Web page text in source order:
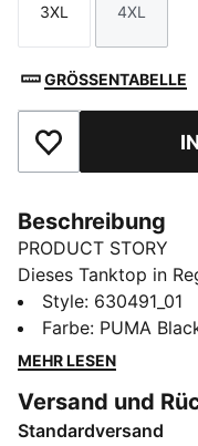
Größe
3XL
Größe
4XL
GRÖSSENTABELLE
Zu Favoriten
Beschreibung
PRODUCT STORY
Dieses Tanktop in
wird durch das
Perfekt für
dem Court.
Aus 100 %
ausgenommen
Style: 630491_01
Farbe: PUMA
MEHR LESEN
Versand und
Standardversand